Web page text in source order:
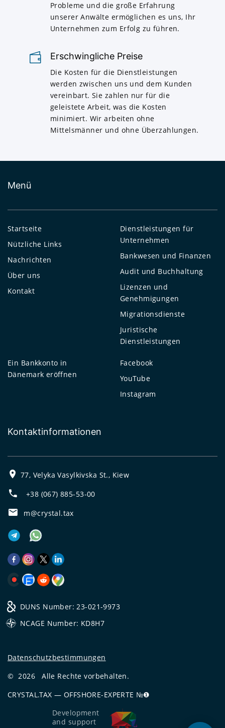
Probleme und die große Erfahrung
unserer Anwälte ermöglichen es uns, Ihr
Unternehmen zum Erfolg zu führen.
Erschwingliche Preise
Die Kosten für die Dienstleistungen
werden zwischen uns und dem Kunden
vereinbart. Sie zahlen nur für die
geleistete Arbeit, was die Kosten
minimiert. Wir arbeiten ohne
Mittelsmänner und ohne Überzahlungen.
Menü
Startseite
Nützliche Links
Nachrichten
Über uns
Kontakt
Dienstleistungen für
Unternehmen
Bankwesen und Finanzen
Audit und Buchhaltung
Lizenzen und
Genehmigungen
Migrationsdienste
Juristische
Dienstleistungen
Ein Bankkonto in
Dänemark eröffnen
Facebook
YouTube
Instagram
Kontaktinformationen
77, Velyka Vasylkivska St., Kiew
+38 (067) 885-53-00
m@crystal.tax
DUNS Number: 23-021-9973
NCAGE Number: KD8H7
Datenschutzbestimmungen
© 2026
Alle Rechte vorbehalten.
CRYSTAL.TAX — OFFSHORE-EXPERTE №❶
Development
and support